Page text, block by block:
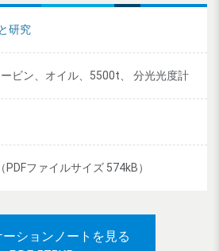
研究
ービン、オイル、5500t、 分光光度計
PDFファイルサイズ 574kB）
ションノートを見る